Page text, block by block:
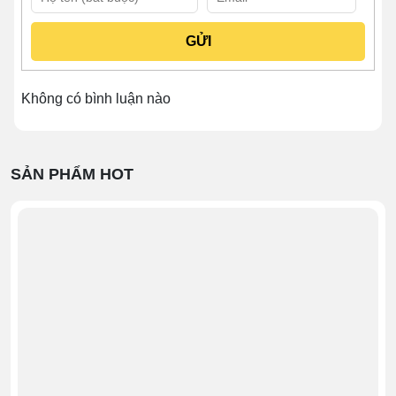
kiểu dáng đặc biệt không chỉ mang lại hiệu quả che
nắng, che mưa. Mà hơn thế, bộ phận còn góp phần tạo
nên tổng thể độc đáo, thu hút của phương tiện buôn
thể dễ dàng tạo hình và hoàn thiện nhân chả cá tròn trịa
Không có bình luận nào
SẢN PHẨM HOT